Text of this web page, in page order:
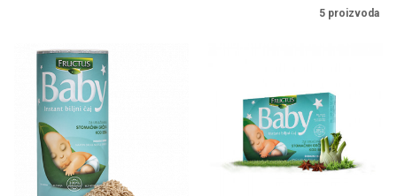
5 proizvoda